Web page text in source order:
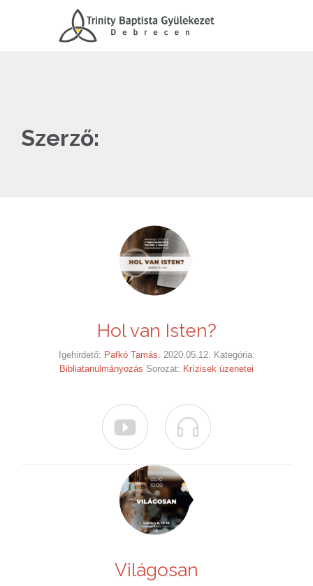
Szerző:
Hol van Isten?
Igehirdető: Pafkó Tamás. 2020.05.12. Kategória:
Bibliatanulmányozás Sorozat: Krízisek üzenetei
 
Világosan